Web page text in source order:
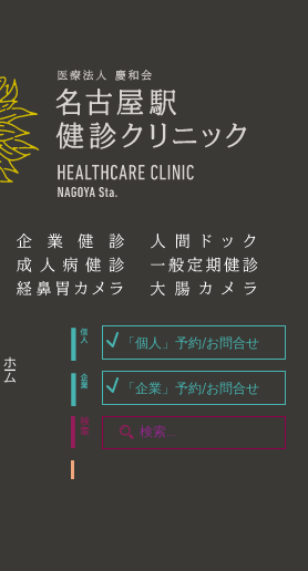
ホーム
「個人」予約/お問合せ
「企業」予約/お問合せ